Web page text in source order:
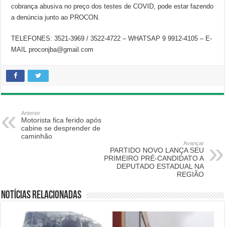
cobrança abusiva no preço dos testes de COVID, pode estar fazendo
a denúncia junto ao PROCON.
TELEFONES: 3521-3969 / 3522-4722 – WHATSAP 9 9912-4105 – E-
MAIL proconjba@gmail.com
Anterior
Motorista fica ferido após
cabine se desprender de
caminhão
Avançar
PARTIDO NOVO LANÇA SEU
PRIMEIRO PRÉ-CANDIDATO A
DEPUTADO ESTADUAL NA
REGIÃO
Notícias relacionadas